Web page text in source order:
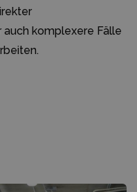
komplexere Fälle